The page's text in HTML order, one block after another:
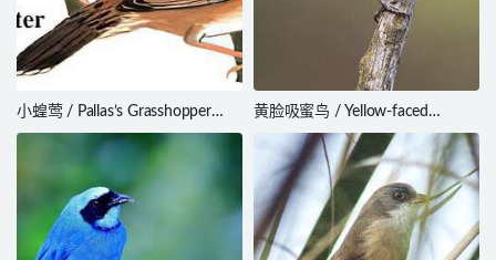
小蝗莺 / Pallas’s Grasshopper
Warbler / Helopsaltes certhiola
黄脸吸蜜鸟 / Yellow-faced
Honeyeater / Caligavis chrysops